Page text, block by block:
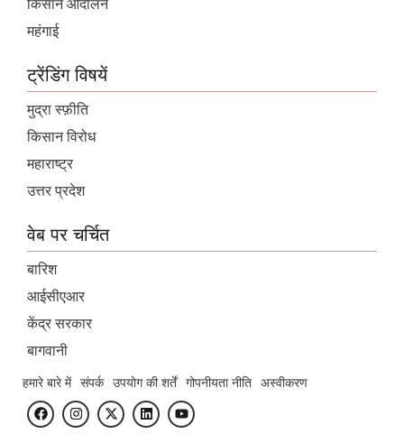
किसान आंदोलन
महंगाई
ट्रेंडिंग विषयें
मुद्रा स्फ़ीति
किसान विरोध
महाराष्ट्र
उत्तर प्रदेश
वेब पर चर्चित
बारिश
आईसीएआर
केंद्र सरकार
बागवानी
हमारे बारे में संपर्क उपयोग की शर्तें गोपनीयता नीति अस्वीकरण